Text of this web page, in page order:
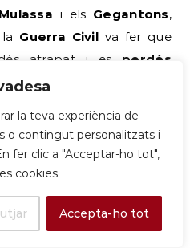
la teva experiència de
o contingut personalitzats i
fer clic a "Acceptar-ho tot",
cookies.
Accepta-ho tot
Mulassa i els Gegantons,
Guerra Civil va fer que
atrapat i es perdés
Malgrat la tràgica
festius
entre
1947 i
ciutadanes
dissenys al pintor
l’escultorLluís Sabadell
poètica dins de l’agenda